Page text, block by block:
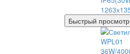
Быстрый просмотр